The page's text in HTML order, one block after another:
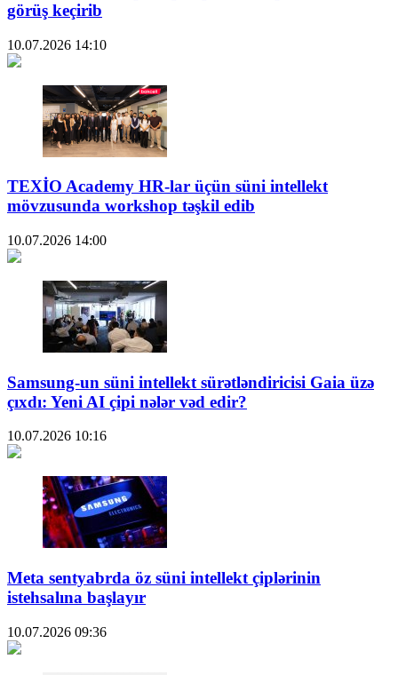
görüş keçirib
10.07.2026 14:10
TEXİO Academy HR-lar üçün süni intellekt
mövzusunda workshop təşkil edib
10.07.2026 14:00
Samsung-un süni intellekt sürətləndiricisi Gaia üzə
çıxdı: Yeni AI çipi nələr vəd edir?
10.07.2026 10:16
Meta sentyabrda öz süni intellekt çiplərinin
istehsalına başlayır
10.07.2026 09:36